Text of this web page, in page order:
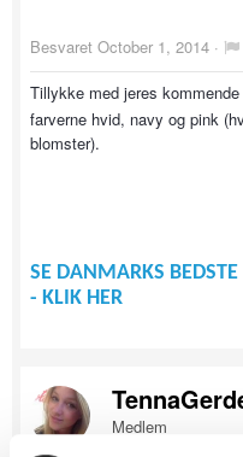
Besvaret October 1, 2014 ·
Tillykke med jeres
farverne hvid, navy og pink
blomster).
SE DANMARKS
- KLIK HER
Medlem